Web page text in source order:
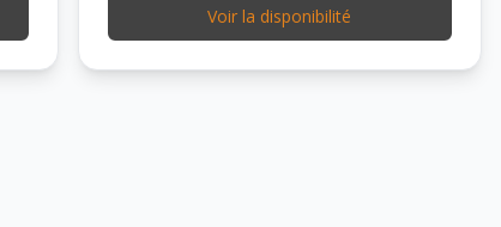
Voir la disponibilité